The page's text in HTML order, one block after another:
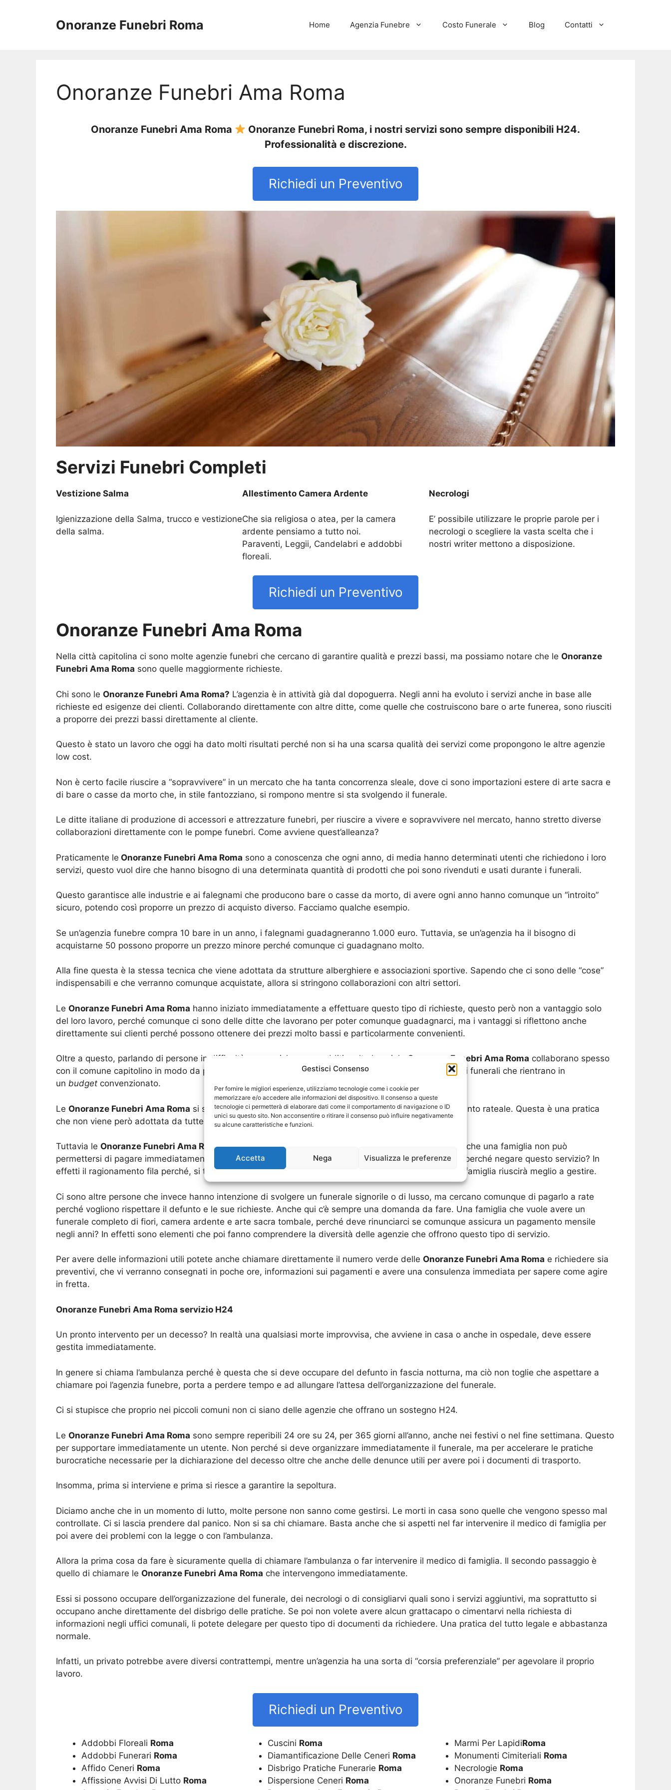
Gestisci Consenso
Per fornire le migliori esperienze, utilizziamo tecnologie come i cookie per
memorizzare e/o accedere alle informazioni del dispositivo. Il consenso a queste
tecnologie ci permetterà di elaborare dati come il comportamento di navigazione o ID
unici su questo sito. Non acconsentire o ritirare il consenso può influire negativamente
su alcune caratteristiche e funzioni.
Accetta Nega Visualizza le preferenze
Onoranze Funebri Roma Home Agenzia Funebre Costo Funerale Blog Contatti
Onoranze Funebri Ama Roma
Onoranze Funebri Ama Roma
Onoranze Funebri Roma, i nostri servizi sono sempre disponibili H24.
Professionalità e discrezione.
Richiedi un Preventivo
Servizi Funebri Completi
Vestizione Salma
Igienizzazione della Salma, trucco e vestizione
della salma.
Allestimento Camera Ardente
Che sia religiosa o atea, per la camera
ardente pensiamo a tutto noi.
Paraventi, Leggii, Candelabri e addobbi
floreali.
Necrologi
E’ possibile utilizzare le proprie parole per i
necrologi o scegliere la vasta scelta che i
nostri writer mettono a disposizione.
Richiedi un Preventivo
Onoranze Funebri Ama Roma
Nella città capitolina ci sono molte agenzie funebri che cercano di garantire qualità e prezzi bassi, ma possiamo notare che le Onoranze
Funebri Ama Roma sono quelle maggiormente richieste.
Chi sono le Onoranze Funebri Ama Roma? L’agenzia è in attività già dal dopoguerra. Negli anni ha evoluto i servizi anche in base alle
richieste ed esigenze dei clienti. Collaborando direttamente con altre ditte, come quelle che costruiscono bare o arte funerea, sono riusciti
a proporre dei prezzi bassi direttamente al cliente.
Questo è stato un lavoro che oggi ha dato molti risultati perché non si ha una scarsa qualità dei servizi come propongono le altre agenzie
low cost.
Non è certo facile riuscire a “sopravvivere” in un mercato che ha tanta concorrenza sleale, dove ci sono importazioni estere di arte sacra e
di bare o casse da morto che, in stile fantozziano, si rompono mentre si sta svolgendo il funerale.
Le ditte italiane di produzione di accessori e attrezzature funebri, per riuscire a vivere e sopravvivere nel mercato, hanno stretto diverse
collaborazioni direttamente con le pompe funebri. Come avviene quest’alleanza?
Praticamente le Onoranze Funebri Ama Roma sono a conoscenza che ogni anno, di media hanno determinati utenti che richiedono i loro
servizi, questo vuol dire che hanno bisogno di una determinata quantità di prodotti che poi sono rivenduti e usati durante i funerali.
Questo garantisce alle industrie e ai falegnami che producono bare o casse da morto, di avere ogni anno hanno comunque un “introito”
sicuro, potendo così proporre un prezzo di acquisto diverso. Facciamo qualche esempio.
Se un’agenzia funebre compra 10 bare in un anno, i falegnami guadagneranno 1.000 euro. Tuttavia, se un’agenzia ha il bisogno di
acquistarne 50 possono proporre un prezzo minore perché comunque ci guadagnano molto.
Alla fine questa è la stessa tecnica che viene adottata da strutture alberghiere e associazioni sportive. Sapendo che ci sono delle “cose”
indispensabili e che verranno comunque acquistate, allora si stringono collaborazioni con altri settori.
Le Onoranze Funebri Ama Roma hanno iniziato immediatamente a effettuare questo tipo di richieste, questo però non a vantaggio solo
del loro lavoro, perché comunque ci sono delle ditte che lavorano per poter comunque guadagnarci, ma i vantaggi si riflettono anche
direttamente sui clienti perché possono ottenere dei prezzi molto bassi e particolarmente convenienti.
Oltre a questo, parlando di persone in difficoltà economiche, con redditi molto bassi, le Onoranze Funebri Ama Roma collaborano spesso
con il comune capitolino in modo da poter offrire un ottimo servizio, avendo a disposizione una serie di funerali che rientrano in
un budget convenzionato.
Le Onoranze Funebri Ama Roma si sono adeguati anche ad altri problemi degli utenti come il pagamento rateale. Questa è una pratica
che non viene però adottata da tutte le agenzie funebri.
Tuttavia le Onoranze Funebri Ama Romasono consapevoli che a volte ci sono delle spese impreviste che una famiglia non può
permettersi di pagare immediatamente, con la necessità quindi di doverle saldare ratealmente: allora perché negare questo servizio? In
effetti il ragionamento fila perché, si tratta di un pagamento mensile di poche decine di euro, che una famiglia riuscirà meglio a gestire.
Ci sono altre persone che invece hanno intenzione di svolgere un funerale signorile o di lusso, ma cercano comunque di pagarlo a rate
perché vogliono rispettare il defunto e le sue richieste. Anche qui c’è sempre una domanda da fare. Una famiglia che vuole avere un
funerale completo di fiori, camera ardente e arte sacra tombale, perché deve rinunciarci se comunque assicura un pagamento mensile
negli anni? In effetti sono elementi che poi fanno comprendere la diversità delle agenzie che offrono questo tipo di servizio.
Per avere delle informazioni utili potete anche chiamare direttamente il numero verde delle Onoranze Funebri Ama Roma e richiedere sia
preventivi, che vi verranno consegnati in poche ore, informazioni sui pagamenti e avere una consulenza immediata per sapere come agire
in fretta.
Onoranze Funebri Ama Roma servizio H24
Un pronto intervento per un decesso? In realtà una qualsiasi morte improvvisa, che avviene in casa o anche in ospedale, deve essere
gestita immediatamente.
In genere si chiama l’ambulanza perché è questa che si deve occupare del defunto in fascia notturna, ma ciò non toglie che aspettare a
chiamare poi l’agenzia funebre, porta a perdere tempo e ad allungare l’attesa dell’organizzazione del funerale.
Ci si stupisce che proprio nei piccoli comuni non ci siano delle agenzie che offrano un sostegno H24.
Le Onoranze Funebri Ama Roma sono sempre reperibili 24 ore su 24, per 365 giorni all’anno, anche nei festivi o nel fine settimana. Questo
per supportare immediatamente un utente. Non perché si deve organizzare immediatamente il funerale, ma per accelerare le pratiche
burocratiche necessarie per la dichiarazione del decesso oltre che anche delle denunce utili per avere poi i documenti di trasporto.
Insomma, prima si interviene e prima si riesce a garantire la sepoltura.
Diciamo anche che in un momento di lutto, molte persone non sanno come gestirsi. Le morti in casa sono quelle che vengono spesso mal
controllate. Ci si lascia prendere dal panico. Non si sa chi chiamare. Basta anche che si aspetti nel far intervenire il medico di famiglia per
poi avere dei problemi con la legge o con l’ambulanza.
Allora la prima cosa da fare è sicuramente quella di chiamare l’ambulanza o far intervenire il medico di famiglia. Il secondo passaggio è
quello di chiamare le Onoranze Funebri Ama Roma che intervengono immediatamente.
Essi si possono occupare dell’organizzazione del funerale, dei necrologi o di consigliarvi quali sono i servizi aggiuntivi, ma soprattutto si
occupano anche direttamente del disbrigo delle pratiche. Se poi non volete avere alcun grattacapo o cimentarvi nella richiesta di
informazioni negli uffici comunali, li potete delegare per questo tipo di documenti da richiedere. Una pratica del tutto legale e abbastanza
normale.
Infatti, un privato potrebbe avere diversi contrattempi, mentre un’agenzia ha una sorta di “corsia preferenziale” per agevolare il proprio
lavoro.
Richiedi un Preventivo
Addobbi Floreali Roma
Addobbi Funerari Roma
Affido Ceneri Roma
Affissione Avvisi Di Lutto Roma
Cuscini Roma
Diamantificazione Delle Ceneri Roma
Disbrigo Pratiche Funerarie Roma
Dispersione Ceneri Roma
Marmi Per LapidiRoma
Monumenti Cimiteriali Roma
Necrologie Roma
Onoranze Funebri Roma